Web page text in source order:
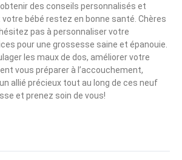
des conseils personnalisés et
bébé restez en bonne santé. Chères
pas à personnaliser votre
pour une grossesse saine et épanouie.
les maux de dos, améliorer votre
vous préparer à l’accouchement,
allié précieux tout au long de ces neuf
et prenez soin de vous!